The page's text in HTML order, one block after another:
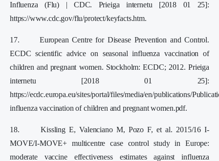
Influenza (Flu) | CDC. Prieiga internetu [2018 01 25]:
https://www.cdc.gov/flu/protect/keyfacts.htm.
17. European Centre for Disease Prevention and Control.
ECDC scientific advice on seasonal influenza vaccination of
children and pregnant women. Stockholm: ECDC; 2012. Prieiga
internetu [2018 01 25]:
https://ecdc.europa.eu/sites/portal/files/media/en/publications/
influenza vaccination of children and pregnant women.pdf.
18. Kissling E, Valenciano M, Pozo F, et al. 2015/16 I-
MOVE/I-MOVE+ multicentre case control study in Europe:
moderate vaccine effectiveness estimates against influenza